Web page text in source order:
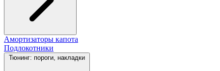
Амортизаторы капота
Подлокотники
Тюнинг: пороги, накладки